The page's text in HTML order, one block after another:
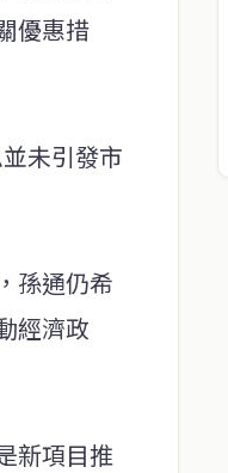
優惠措
未引發市
孫通仍希
經濟政
新項目推